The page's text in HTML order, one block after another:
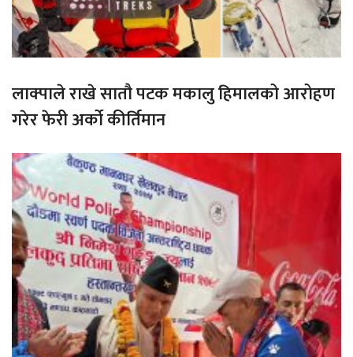
लाक्पाले राखे सातौ पटक मकालु हिमालको आरोहण
गरेर फेरी अर्को कीर्तिमान